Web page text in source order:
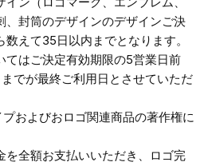
、封筒のデザインのデザインご決
えて35日以内までとなります。
はご決定有効期限の5営業日前
でが最終ご利用日とさせていただ
およびおロゴ関連商品の著作権に
を全額お支払いいただき、ロゴ完